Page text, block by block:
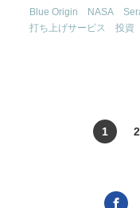
Blue Origin NASA
打ち上げサービス
投資
1 2